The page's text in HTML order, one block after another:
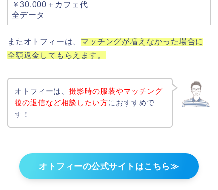
￥30,000＋カフェ代
全データ
またオトフィーは、 マッチングが増えなかった場合に
全額返金してもらえます。
オトフィーは、 撮影時の服装やマッチング
後の返信など相談したい方におすすめで
す！
オトフィーの公式サイトはこちら≫